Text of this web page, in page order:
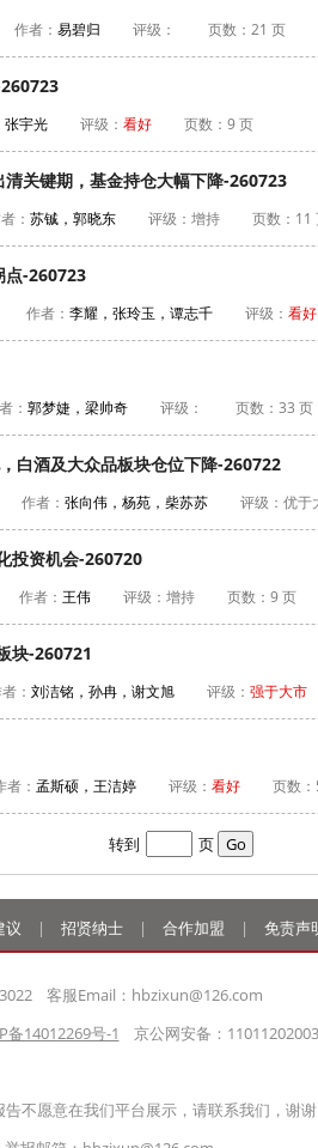
作者： 易碧归 评级： 页数：21 页
张宇光 评级： 看好 页数：9 页
关键期，基金持仓大幅下降-260723
： 苏铖，郭晓东 评级： 增持 页数：11
点-260723
作者： 李耀，张玲玉，谭志千 评级： 看好
： 郭梦婕，梁帅奇 评级： 页数：33 页
白酒及大众品板块仓位下降-260722
作者： 张向伟，杨苑，柴苏苏 评级： 优于
投资机会-260720
作者： 王伟 评级： 增持 页数：9 页
块-260721
： 刘洁铭，孙冉，谢文旭 评级： 强于大市
者： 孟斯硕，王洁婷 评级： 看好 页数
转到 页
议 | 招贤纳士 | 合作加盟 | 免责声
客服Email：hbzixun@126.com
备14012269号-1
京公网安备：
不愿意在我们平台展示，请联系我们，谢谢